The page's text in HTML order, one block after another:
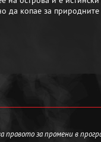
да копае за
правото за промени в